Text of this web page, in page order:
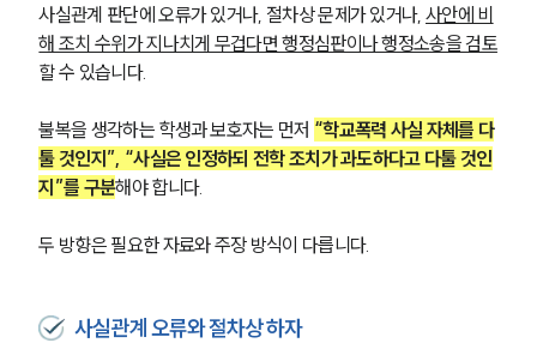
사실관계 판단에 오류가 있거나, 절차상 문제가 있거나, 사안에 비
해 조치 수위가 지나치게 무겁다면 행정심판이나 행정소송을 검토
할 수 있습니다.
불복을 생각하는 학생과 보호자는 먼저 “학교폭력 사실 자체를 다
툴 것인지”, “사실은 인정하되 전학 조치가 과도하다고 다툴 것인
지”를 구분해야 합니다.
두 방향은 필요한 자료와 주장 방식이 다릅니다.
사실관계 오류와 절차상 하자